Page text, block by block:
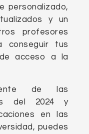
personalizado,
y un
profesores
conseguir tus
acceso a la
de las
del 2024 y
en las
puedes